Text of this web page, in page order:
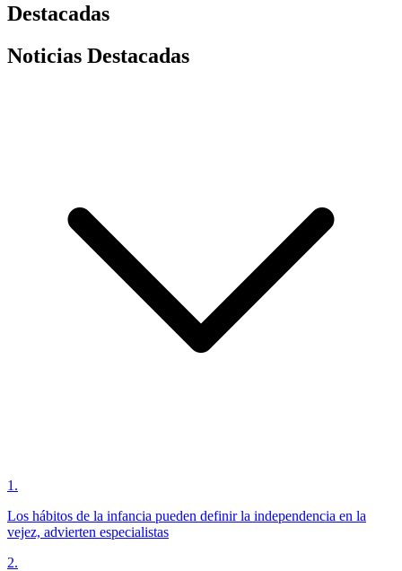
Destacadas
Noticias Destacadas
1 .
Los hábitos de la infancia pueden definir la independencia en la
vejez, advierten especialistas
2.